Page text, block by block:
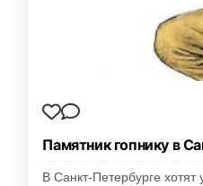
Памятник гопнику в
В Санкт-Петербурге хотят